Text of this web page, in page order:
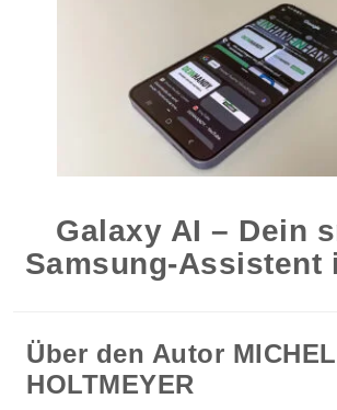
Galaxy AI – Dein
Samsung-Assistent
Über den Autor
HOLTMEYER